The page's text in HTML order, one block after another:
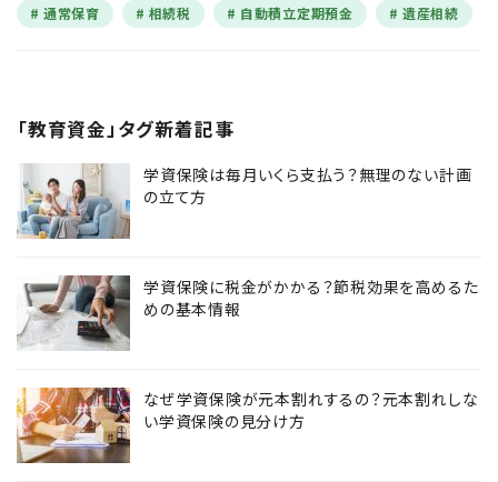
通常保育 相続税 自動積立定期預金 遺産相続
「教育資金」タグ新着記事
学資保険は毎月いくら支払う？無理のない計画
の立て方
学資保険に税金がかかる？節税効果を高めるた
めの基本情報
なぜ学資保険が元本割れするの？元本割れしな
い学資保険の見分け方